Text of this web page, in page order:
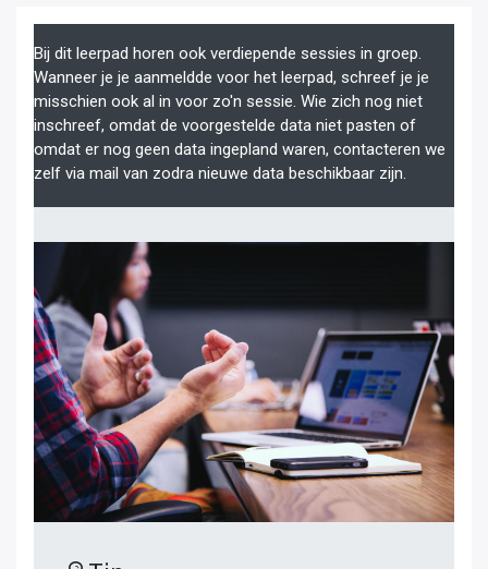
Bij dit leerpad horen ook verdiepende sessies in groep.
Wanneer je je aanmeldde voor het leerpad, schreef je je
misschien ook al in voor zo'n sessie. Wie zich nog niet
inschreef, omdat de voorgestelde data niet pasten of
omdat er nog geen data ingepland waren, contacteren we
zelf via mail van zodra nieuwe data beschikbaar zijn.